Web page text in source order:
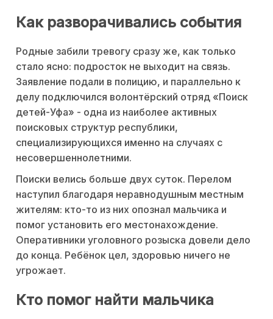
Как разворачивались события
Родные забили тревогу сразу же, как только
стало ясно: подросток не выходит на связь.
Заявление подали в полицию, и параллельно к
делу подключился волонтёрский отряд «Поиск
детей-Уфа» - одна из наиболее активных
поисковых структур республики,
специализирующихся именно на случаях с
несовершеннолетними.
Поиски велись больше двух суток. Перелом
наступил благодаря неравнодушным местным
жителям: кто-то из них опознал мальчика и
помог установить его местонахождение.
Оперативники уголовного розыска довели дело
до конца. Ребёнок цел, здоровью ничего не
угрожает.
Кто помог найти мальчика